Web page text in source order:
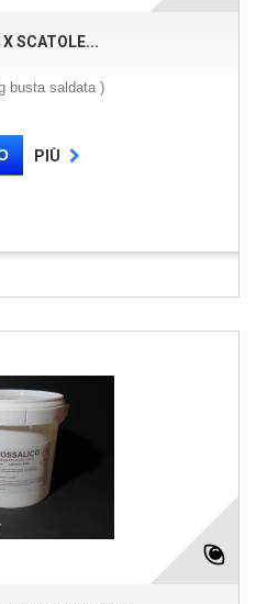
SCATOLE...
busta saldata )
PIÙ